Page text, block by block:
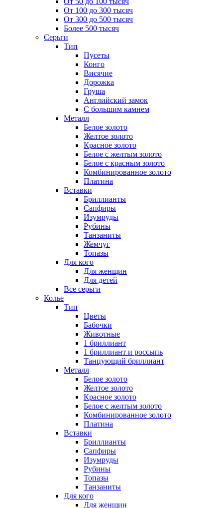
От 100 до 300 тысяч
От 300 до 500 тысяч
Более 500 тысяч
Серьги
Тип
Пусеты
Конго
Висячие
Дорожка
Груша
Английский замок
С большим камнем
Металл
Белое золото
Желтое золото
Красное золото
Белое с желтым золото
Белое с красным золото
Комбинированное золото
Платина
Вставки
Бриллианты
Сапфиры
Изумруды
Рубины
Танзаниты
Жемчуг
Топазы
Для кого
Для женщин
Для детей
Все серьги
Колье
Тип
Цветы
Бабочки
Животные
1 бриллиант
1 бриллиант и россыпь
Танцующий бриллиант
Металл
Белое золото
Желтое золото
Красное золото
Белое с желтым золото
Комбинированное золото
Платина
Вставки
Бриллианты
Сапфиры
Изумруды
Рубины
Топазы
Танзаниты
Для кого
Для женщин